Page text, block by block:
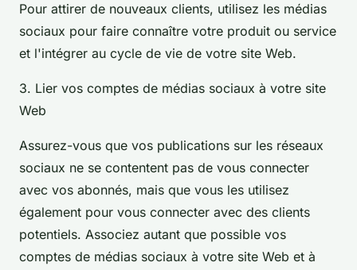
Pour attirer de nouveaux clients, utilisez les médias
sociaux pour faire connaître votre produit ou service
et l'intégrer au cycle de vie de votre site Web.
3. Lier vos comptes de médias sociaux à votre site
Web
Assurez-vous que vos publications sur les réseaux
sociaux ne se contentent pas de vous connecter
avec vos abonnés, mais que vous les utilisez
également pour vous connecter avec des clients
potentiels. Associez autant que possible vos
comptes de médias sociaux à votre site Web et à